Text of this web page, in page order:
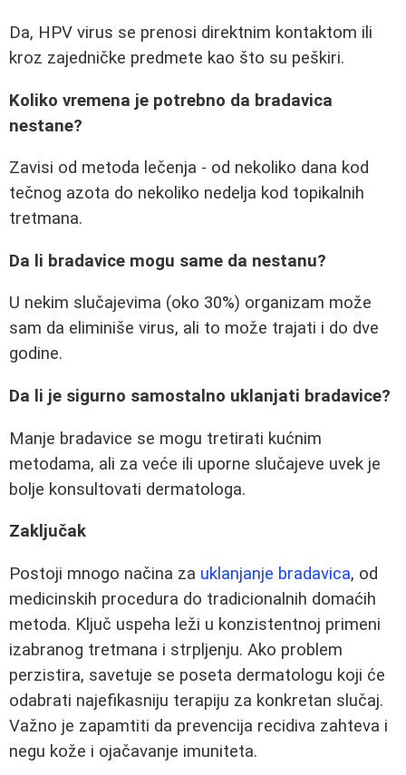
Da, HPV virus se prenosi direktnim kontaktom ili
kroz zajedničke predmete kao što su peškiri.
Koliko vremena je potrebno da bradavica
nestane?
Zavisi od metoda lečenja - od nekoliko dana kod
tečnog azota do nekoliko nedelja kod topikalnih
tretmana.
Da li bradavice mogu same da nestanu?
U nekim slučajevima (oko 30%) organizam može
sam da eliminiše virus, ali to može trajati i do dve
godine.
Da li je sigurno samostalno uklanjati bradavice?
Manje bradavice se mogu tretirati kućnim
metodama, ali za veće ili uporne slučajeve uvek je
bolje konsultovati dermatologa.
Zaključak
Postoji mnogo načina za uklanjanje bradavica, od
medicinskih procedura do tradicionalnih domaćih
metoda. Ključ uspeha leži u konzistentnoj primeni
izabranog tretmana i strpljenju. Ako problem
perzistira, savetuje se poseta dermatologu koji će
odabrati najefikasniju terapiju za konkretan slučaj.
Važno je zapamtiti da prevencija recidiva zahteva i
negu kože i ojačavanje imuniteta.